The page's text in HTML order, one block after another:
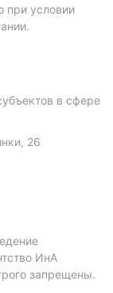
при условии
в сфере
26
ИнА
запрещены.